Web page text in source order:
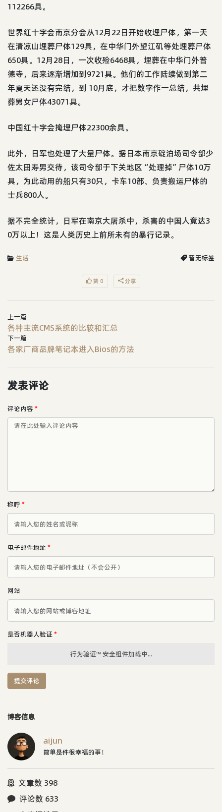
112266具。
世界红十字会南京分会从12月22日开始收埋尸体，第一天
在清凉山埋葬尸体129具，在中华门外望江矶等处埋葬尸体
650具。12月28日，一次收殓6468具，埋葬在中华门外普
德寺，后来逐渐增加到9721具。他们的工作陆续做到第二
年夏天还没有完结，到 10月底，才把数字作一总结，共埋
葬男女尸体43071具。
中国红十字会掩埋尸体22300余具。
此外，日军也处理了大量尸体。据日本南京碇泊场司令部少
佐太田寿男交待，该司令部于下关地区“处理掉”尸体10万
具，为此动用的船只有30只，卡车10部、负责搬运尸体的
士兵800人。
据不完全统计，日军在南京大屠杀中，杀害的中国人竟达3
0万以上！这是人类历史上前所未有的暴行记录。
生活 暂无标签
赞 0 分享
上一篇
各种主流CMS系统的比较和汇总
下一篇
各家厂商品牌笔记本进入Bios的方法
发表评论
评论内容 *
称呼*
电子邮件地址 *
网站
是否机器人验证 *
行为验证™ 安全组件加载中...
提交评论
博客信息
aijun
简单是件很幸福的事！
文章数 398
评论数 633